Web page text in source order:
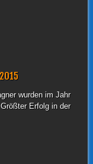
2015
wurden im Jahr
Erfolg in der